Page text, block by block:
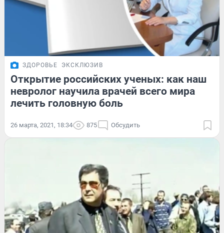
ЗДОРОВЬЕ ЭКСКЛЮЗИВ
Открытие российских ученых: как наш
невролог научила врачей всего мира
лечить головную боль
26 марта, 2021, 18:34 875 Обсудить